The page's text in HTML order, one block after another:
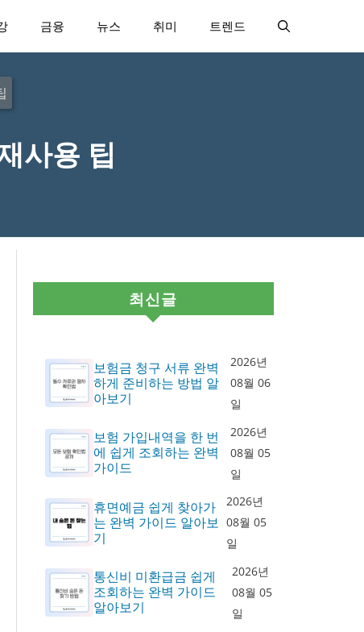
금융 뉴스 취미 트렌드
사용 팁
최신글
보험금 청구 서류 완벽
하게 준비하는 방법 알
아보기
2026년
08월 06
일
보험 가입내역을 한 번
에 쉽게 조회하는 완벽
가이드
2026년
08월 05
일
휴면예금 쉽게 찾아가
는 완벽 가이드 알아보
기
2026년
08월 05
일
통신비 미환급금 쉽게
조회하는 완벽 가이드
알아보기
2026년
08월 05
일